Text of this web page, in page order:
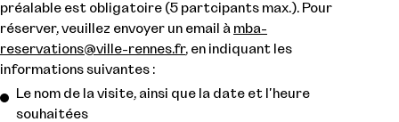
préalable est obligatoire (5 partcipants max.). Pour
réserver, veuillez envoyer un email à mba-
reservations@ville-rennes.fr, en indiquant les
informations suivantes :
Le nom de la visite, ainsi que la date et l'heure
souhaitées